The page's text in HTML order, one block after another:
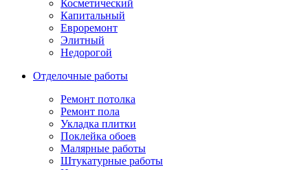
Косметический
Капитальный
Евроремонт
Элитный
Недорогой
Отделочные работы
Ремонт потолка
Ремонт пола
Укладка плитки
Поклейка обоев
Малярные работы
Штукатурные работы